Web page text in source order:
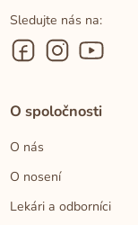
Sledujte nás na:
O spoločnosti
O nás
O nosení
Lekári a odborníci